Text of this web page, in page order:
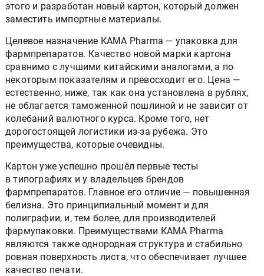
этого и разработан новый картон, который должен
заместить импортные материалы.
Целевое назначение КАМА Pharma — упаковка для
фармпрепаратов. Качество новой марки картона
сравнимо с лучшими китайскими аналогами, а по
некоторым показателям и превосходит его. Цена —
естественно, ниже, так как она установлена в рублях,
не облагается таможенной пошлиной и не зависит от
колебаний валютного курса. Кроме того, нет
дорогостоящей логистики из-за рубежа. Это
преимущества, которые очевидны.
Картон уже успешно прошёл первые тесты
в типографиях и у владельцев брендов
фармпрепаратов. Главное его отличие — повышенная
белизна. Это принципиальный момент и для
полиграфии, и, тем более, для производителей
фармупаковки. Преимуществами КАМА Pharma
являются также однородная структура и стабильно
ровная поверхность листа, что обеспечивает лучшее
качество печати.